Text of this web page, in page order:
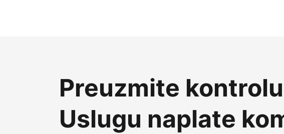
Preuzmite
Uslugu naplate